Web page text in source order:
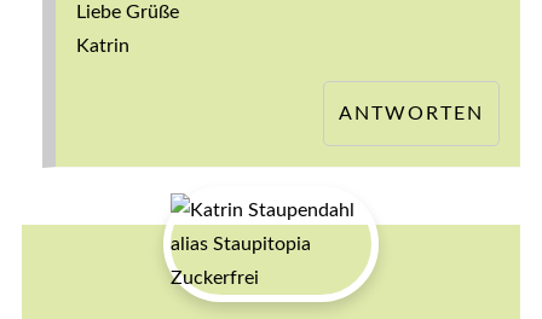
Liebe Grüße
Katrin
ANTWORTEN